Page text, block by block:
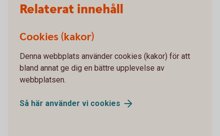
Relaterat innehåll
Cookies (kakor)
Denna webbplats använder cookies (kakor) för att
bland annat ge dig en bättre upplevelse av
webbplatsen.
Så här använder vi cookies